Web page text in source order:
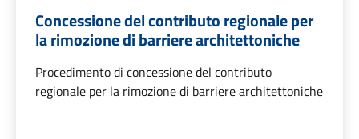
Concessione del contributo regionale per
la rimozione di barriere architettoniche
Procedimento di concessione del contributo
regionale per la rimozione di barriere architettoniche